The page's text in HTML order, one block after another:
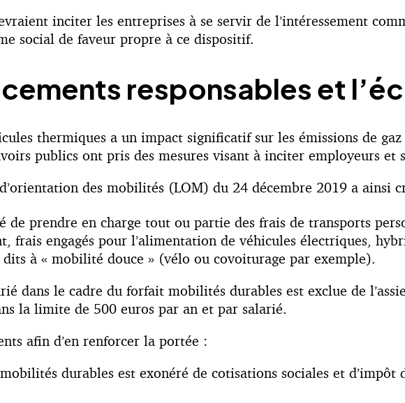
inciter les entreprises à se servir de l’intéressement
social de faveur propre à ce dispositif.
responsables et
thermiques a un impact significatif sur les émissions de
publics ont pris des mesures visant à inciter employeurs et
des mobilités (LOM) du 24 décembre 2019 a ainsi
de prendre en charge tout ou partie des frais de transports
engagés pour l’alimentation de véhicules électriques,
à « mobilité douce » (vélo ou covoiturage par exemple).
dans le cadre du forfait mobilités durables est exclue de
la limite de 500 euros par an et par salarié.
afin d’en renforcer la portée :
durables est exonéré de cotisations sociales et